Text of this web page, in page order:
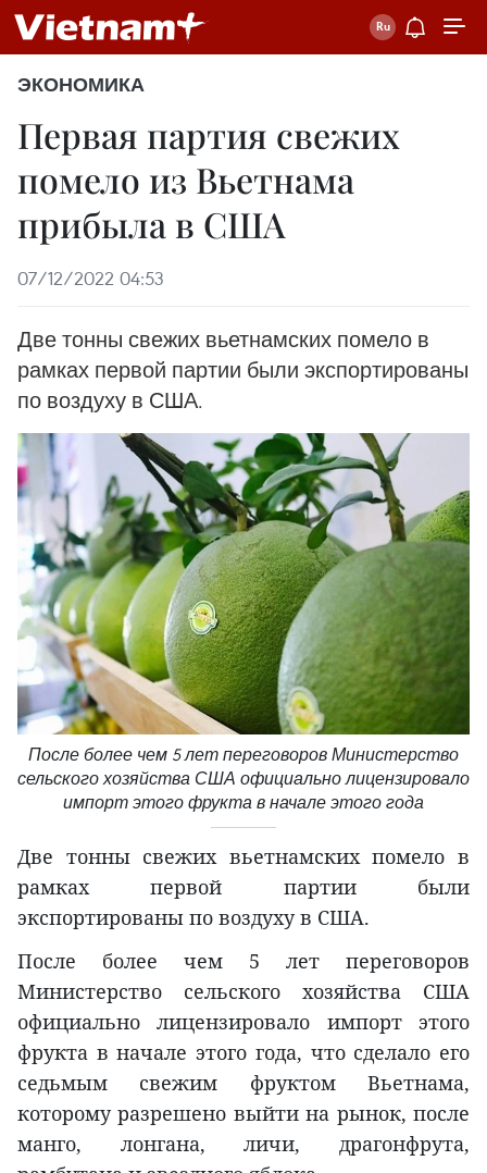
ЭКОНОМИКА
Первая партия свежих
помело из Вьетнама
прибыла в США
07/12/2022 04:53
Две тонны свежих вьетнамских помело в
рамках первой партии были экспортированы
по воздуху в США.
После более чем 5 лет переговоров Министерство
сельского хозяйства США официально лицензировало
импорт этого фрукта в начале этого года
Две тонны свежих вьетнамских помело в
рамках первой партии были
экспортированы по воздуху в США.
После более чем 5 лет переговоров
Министерство сельского хозяйства США
официально лицензировало импорт этого
фрукта в начале этого года, что сделало его
седьмым свежим фруктом Вьетнама,
которому разрешено выйти на рынок, после
манго, лонгана, личи, драгонфрута,